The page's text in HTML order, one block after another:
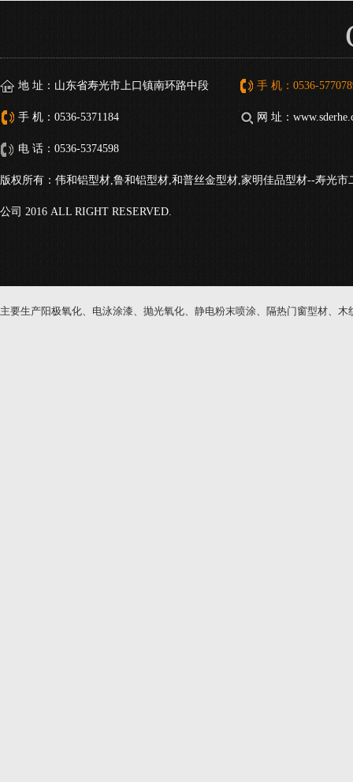
地 址：山东省寿光市上口镇南环路中段 手 机：0536-
手 机：0536-5371184 网 址：
电 话：0536-5374598
版权所有：伟和铝型材,鲁和铝型材,和普丝金型材,家明佳品型材--寿光市
公司 2016 ALL RIGHT RESERVED.
主要生产阳极氧化、电泳涂漆、抛光氧化、静电粉末喷涂、隔热门窗型材、